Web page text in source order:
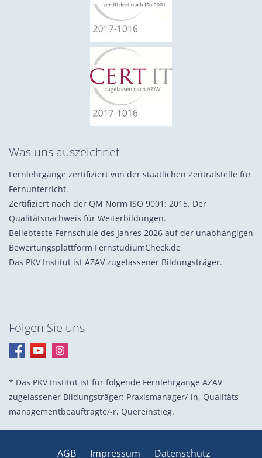
Was uns auszeichnet
Fernlehrgänge zertifiziert von der staatlichen Zentralstelle für
Fernunterricht.
Zertifiziert nach der QM Norm ISO 9001: 2015. Der
Qualitätsnachweis für Weiterbildungen.
Beliebteste Fernschule des Jahres 2026 auf der unabhängigen
Bewertungsplattform FernstudiumCheck.de
Das PKV Institut ist AZAV zugelassener Bildungsträger.
Folgen Sie uns
* Das PKV Institut ist für folgende Fernlehrgänge AZAV
zugelassener Bildungsträger: Praxis­manager/-in, Quali­täts­
management­beauf­tragte/-r, Quer­einstieg.
AGB Impressum Datenschutz